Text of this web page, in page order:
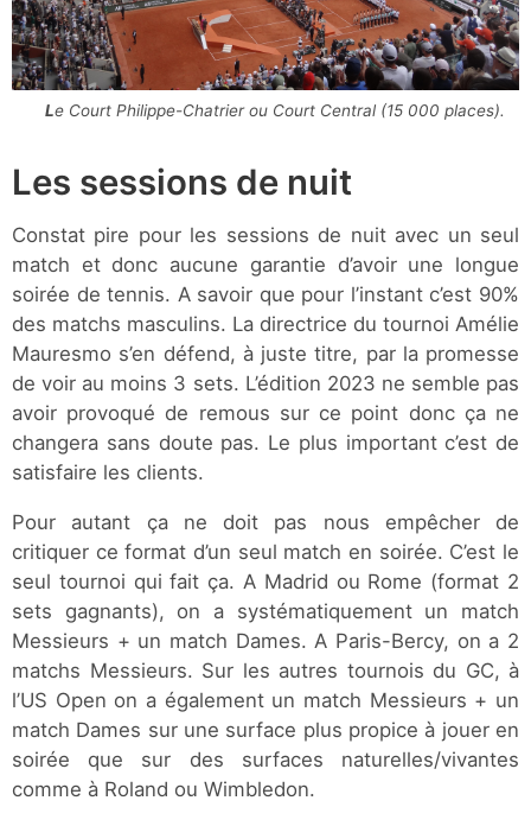
Le Court Philippe-Chatrier ou Court Central (15 000 places).
Les sessions de nuit
Constat pire pour les sessions de nuit avec un seul
match et donc aucune garantie d’avoir une longue
soirée de tennis. A savoir que pour l’instant c’est 90%
des matchs masculins. La directrice du tournoi Amélie
Mauresmo s’en défend, à juste titre, par la promesse
de voir au moins 3 sets. L’édition 2023 ne semble pas
avoir provoqué de remous sur ce point donc ça ne
changera sans doute pas. Le plus important c’est de
satisfaire les clients.
Pour autant ça ne doit pas nous empêcher de
critiquer ce format d’un seul match en soirée. C’est le
seul tournoi qui fait ça. A Madrid ou Rome (format 2
sets gagnants), on a systématiquement un match
Messieurs + un match Dames. A Paris-Bercy, on a 2
matchs Messieurs. Sur les autres tournois du GC, à
l’US Open on a également un match Messieurs + un
match Dames sur une surface plus propice à jouer en
soirée que sur des surfaces naturelles/vivantes
comme à Roland ou Wimbledon.